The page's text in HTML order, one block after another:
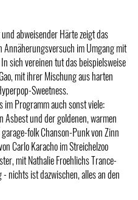
abweisender Härte zeigt das
Annäherungsversuch im Umgang mit
sich vereinen tut das beispielsweise
mit ihrer Mischung aus harten
Sweetness.
im Programm auch sonst viele:
Asbest und der goldenen, warmen
folk Chanson-Punk von Zinn
Carlo Karacho im Streichelzoo
mit Nathalie Froehlichs Trance-
nichts ist dazwischen, alles an den